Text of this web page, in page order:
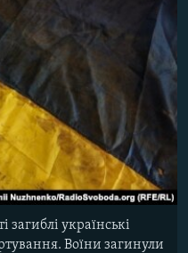
українські
Воїни загинули